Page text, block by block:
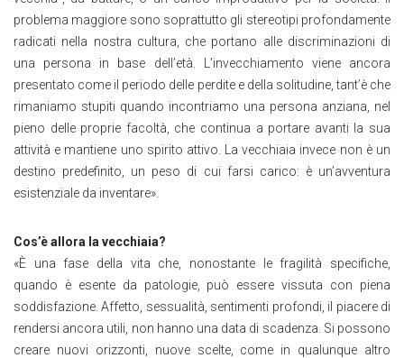
problema maggiore sono soprattutto gli stereotipi profondamente
radicati nella nostra cultura, che portano alle discriminazioni di
una persona in base dell’età. L’invecchiamento viene ancora
presentato come il periodo delle perdite e della solitudine, tant’è che
rimaniamo stupiti quando incontriamo una persona anziana, nel
pieno delle proprie facoltà, che continua a portare avanti la sua
attività e mantiene uno spirito attivo. La vecchiaia invece non è un
destino predefinito, un peso di cui farsi carico: è un’avventura
esistenziale da inventare».
Cos’è allora la vecchiaia?
«È una fase della vita che, nonostante le fragilità specifiche,
quando è esente da patologie, può essere vissuta con piena
soddisfazione. Affetto, sessualità, sentimenti profondi, il piacere di
rendersi ancora utili, non hanno una data di scadenza. Si possono
creare nuovi orizzonti, nuove scelte, come in qualunque altro